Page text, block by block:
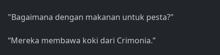
"Bagaimana dengan makanan untuk pesta?"
“Mereka membawa koki dari Crimonia.”